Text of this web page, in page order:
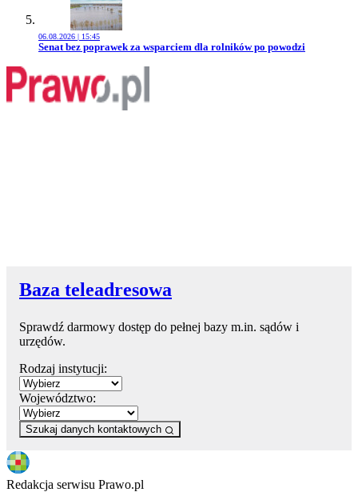
06.08.2026 | 15:45
Przejdź do artykułu:
Senat bez poprawek za wsparciem dla rolników po powodzi
Baza teleadresowa
Sprawdź darmowy dostęp do pełnej bazy m.in. sądów i
urzędów.
Rodzaj instytucji:
Województwo:
Szukaj danych kontaktowych
Redakcja serwisu Prawo.pl